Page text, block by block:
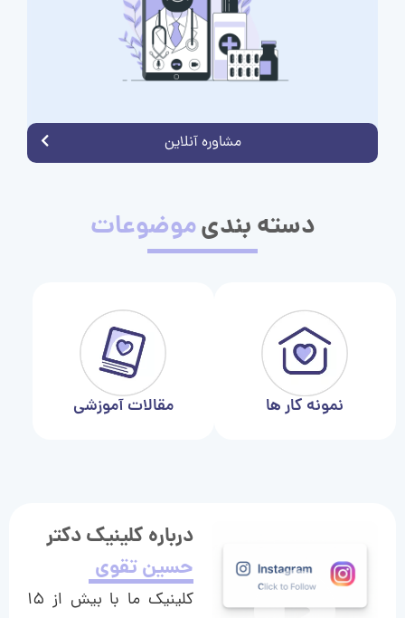
مشاوره آنلاین
دسته بندیموضوعات
نمونه کار ها مقالات آموزشی
درباره کلینیک دکتر
حسین تقوی
کلینیک ما با بیش از ۱۵